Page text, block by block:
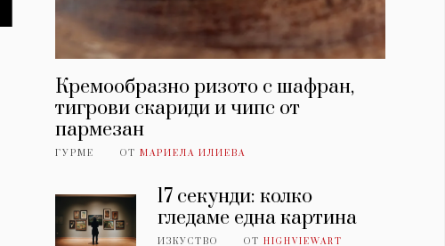
Кремообразно ризото с шафран,
тигрови скариди и чипс от
пармезан
ГУРМЕ ОТ МАРИЕЛА ИЛИЕВА
17 секунди: колко
гледаме една картина
ИЗКУСТВО ОТHIGHVIEWART